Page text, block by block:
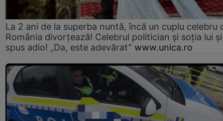
La 2 ani de la superba nuntă, încă un cuplu celebru
România divorțează! Celebrul politician și soția lui
spus adio! „Da, este adevărat” www.unica.ro